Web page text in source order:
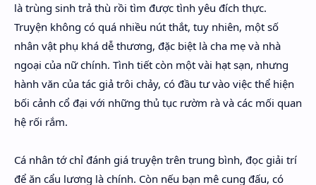
là trùng sinh trả thù rồi tìm được tình yêu đích thực.
Truyện không có quá nhiều nút thắt, tuy nhiên, một số
nhân vật phụ khá dễ thương, đặc biệt là cha mẹ và nhà
ngoại của nữ chính. Tình tiết còn một vài hạt sạn, nhưng
hành văn của tác giả trôi chảy, có đầu tư vào việc thể hiện
bối cảnh cổ đại với những thủ tục rườm rà và các mối quan
hệ rối rắm.
Cá nhân tớ chỉ đánh giá truyện trên trung bình, đọc giải trí
để ăn cẩu lương là chính. Còn nếu bạn mê cung đấu, có